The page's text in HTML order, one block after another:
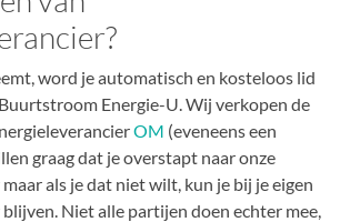
word je automatisch en kosteloos lid
Energie-U. Wij verkopen de
OM (eveneens een
graag dat je overstapt naar onze
als je dat niet wilt, kun je bij je eigen
Niet alle partijen doen echter mee,